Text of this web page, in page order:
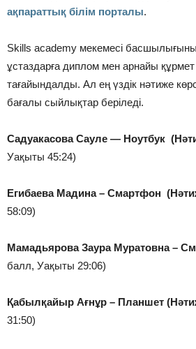
ақпараттық білім порталы.
Skills academy мекемесі
ұстаздарға диплом мен арнайы құрмет
тағайындалды. Ал ең үздік нәтиже
бағалы сыйлықтар беріледі.
Садуакасова Сауле — Ноутбук
Уақыты 45:24)
Егибаева Мадина– Смартфон
58:09)
Мамадьярова Заура Муратовна–
балл, Уақыты 29:06)
Қабылқайыр Ағнұр – Планшет
31:50)